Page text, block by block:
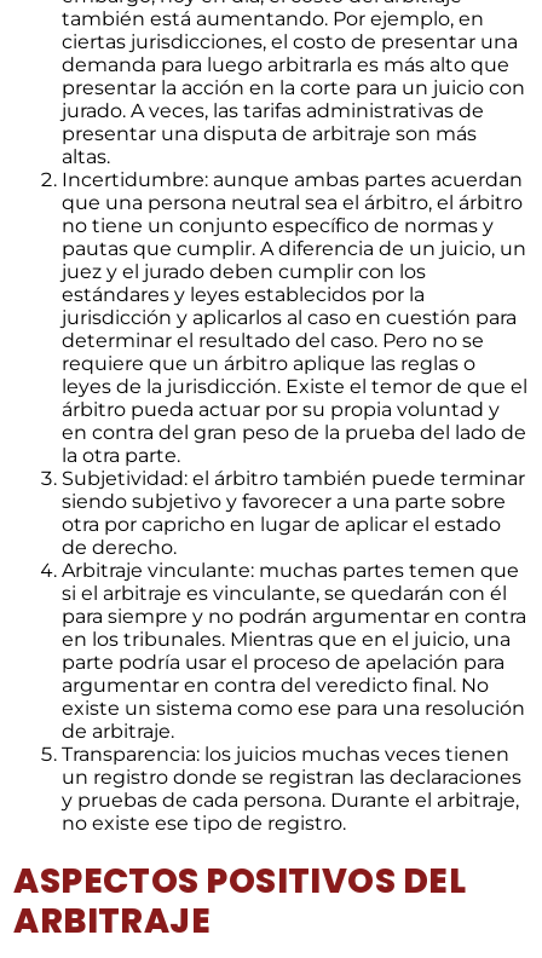
también está aumentando. Por ejemplo, en
ciertas jurisdicciones, el costo de presentar una
demanda para luego arbitrarla es más alto que
presentar la acción en la corte para un juicio con
jurado. A veces, las tarifas administrativas de
presentar una disputa de arbitraje son más
altas.
Incertidumbre: aunque ambas partes acuerdan
que una persona neutral sea el árbitro, el árbitro
no tiene un conjunto específico de normas y
pautas que cumplir. A diferencia de un juicio, un
juez y el jurado deben cumplir con los
estándares y leyes establecidos por la
jurisdicción y aplicarlos al caso en cuestión para
determinar el resultado del caso. Pero no se
requiere que un árbitro aplique las reglas o
leyes de la jurisdicción. Existe el temor de que el
árbitro pueda actuar por su propia voluntad y
en contra del gran peso de la prueba del lado de
la otra parte.
Subjetividad: el árbitro también puede terminar
siendo subjetivo y favorecer a una parte sobre
otra por capricho en lugar de aplicar el estado
de derecho.
Arbitraje vinculante: muchas partes temen que
si el arbitraje es vinculante, se quedarán con él
para siempre y no podrán argumentar en contra
en los tribunales. Mientras que en el juicio, una
parte podría usar el proceso de apelación para
argumentar en contra del veredicto final. No
existe un sistema como ese para una resolución
de arbitraje.
Transparencia: los juicios muchas veces tienen
un registro donde se registran las declaraciones
y pruebas de cada persona. Durante el arbitraje,
no existe ese tipo de registro.
ASPECTOS POSITIVOS DEL
ARBITRAJE